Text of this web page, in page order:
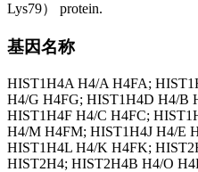
Lys79） protein.
基因名称
HIST1H4A H4/A H4FA;
H4/G H4FG; HIST1H4D H4/B
HIST1H4F H4/C H4FC;
H4/M H4FM; HIST1H4J H4/E
HIST1H4L H4/K H4FK;
HIST2H4; HIST2H4B H4/O